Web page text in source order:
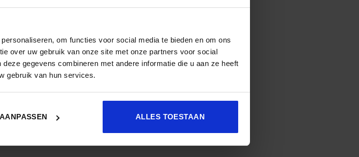
om functies voor social media te bieden en om ons
over uw gebruik van onze site met onze partners voor social
gegevens combineren met andere informatie die u aan ze heeft
gebruik van hun services.
AANPASSEN ALLES TOESTAAN
Companion en Lokaal